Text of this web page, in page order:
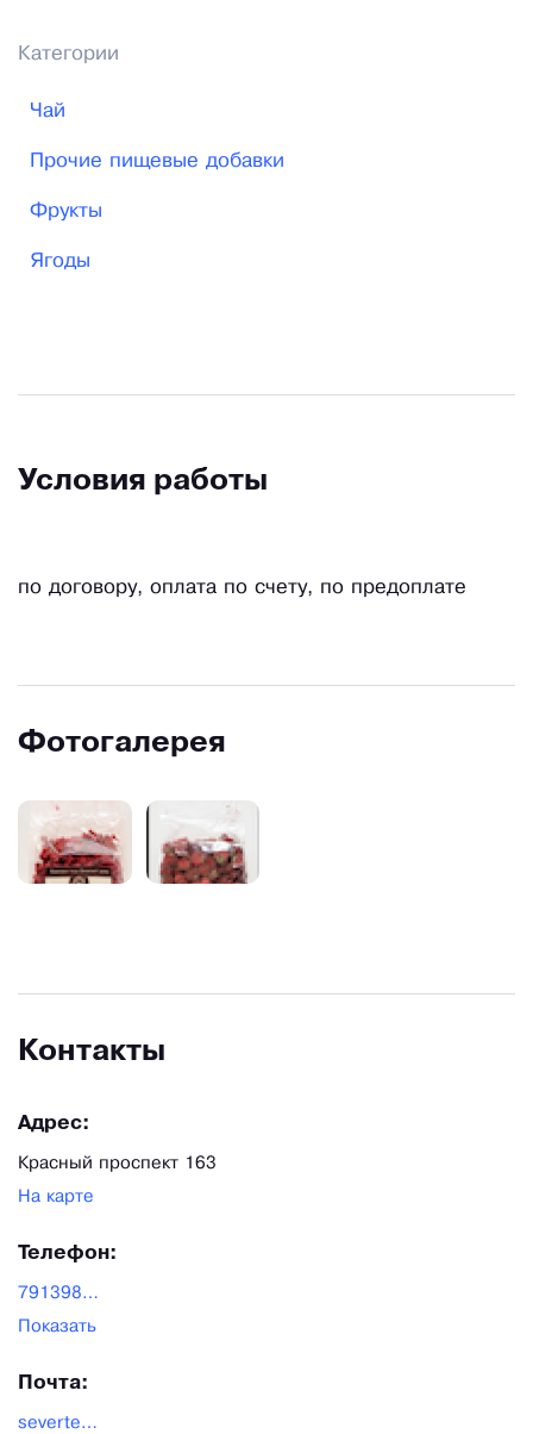
Категории
Чай
Прочие пищевые добавки
Фрукты
Ягоды
Условия работы
по договору, оплата по счету, по предоплате
Фотогалерея
Контакты
Адрес:
Красный проспект 163
На карте
Телефон:
79139862144
Показать
Почта:
severtea54@yandex.ru